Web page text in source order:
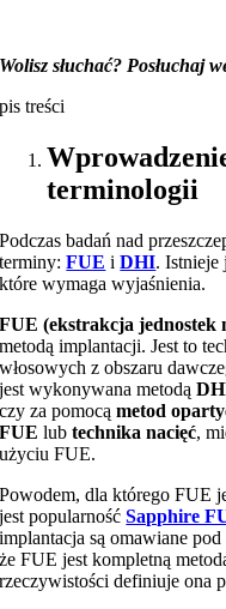
Wolisz słuchać? Posłuchaj
treści
terminologii
Podczas badań nad
terminy:FUE iDHI. Istnieje
które wymaga wyjaśnienia.
FUE (ekstrakcja jednostek
metodą implantacji. Jest to
włosowych z obszaru
jest wykonywana metodą
czy za pomocąmetod
FUE lubtechnika nacięć,
użyciu FUE.
Powodem, dla którego FUE
jest popularnośćSapphire
implantacja są omawiane
że FUE jest kompletną
rzeczywistości definiuje ona